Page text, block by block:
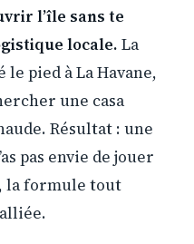
l’île sans te
locale. La
le pied à La Havane,
une casa
Résultat : une
pas envie de jouer
la formule tout